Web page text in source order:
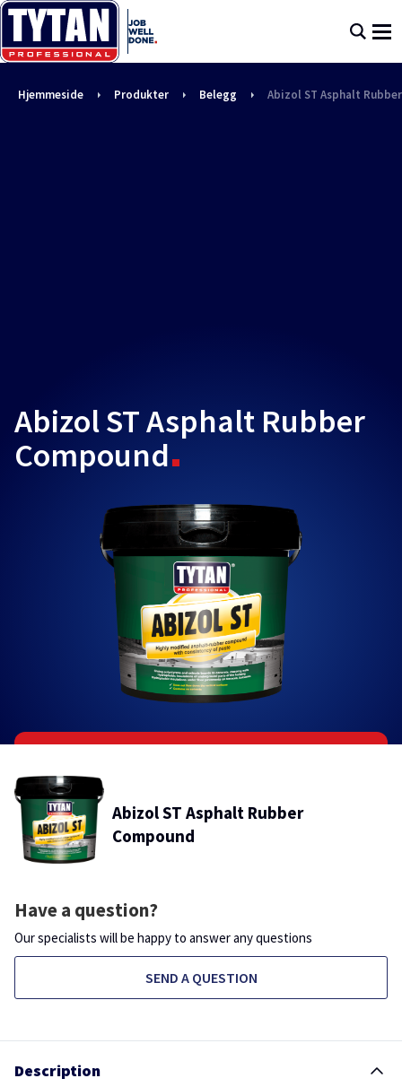
Hjemmeside Produkter Belegg Abizol ST Asphalt
Abizol ST Asphalt Rubber
Compound
Abizol ST Asphalt Rubber
Compound
Have a question?
Our specialists will be happy to answer any questions
SEND A QUESTION
Description